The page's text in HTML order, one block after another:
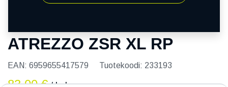
ATREZZO ZSR XL RP
EAN: 6959655417579 Tuotekoodi: 233193
83,00€